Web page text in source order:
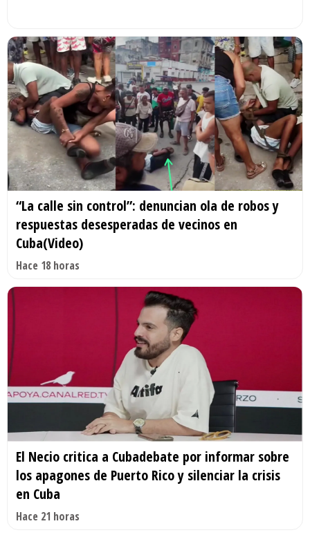
“La calle sin control”: denuncian ola de robos y
respuestas desesperadas de vecinos en
Cuba(Video)
Hace 18 horas
El Necio critica a Cubadebate por informar sobre
los apagones de Puerto Rico y silenciar la crisis
en Cuba
Hace 21 horas